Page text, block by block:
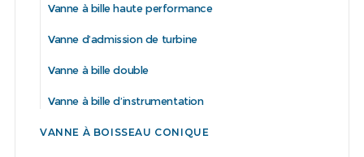
Vanne à bille haute performance
Vanne d’admission de turbine
Vanne à bille double
Vanne à bille d’instrumentation
VANNE À BOISSEAU CONIQUE